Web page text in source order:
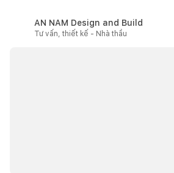
AN NAM Design and Build
Tư vấn, thiết kế - Nhà thầu